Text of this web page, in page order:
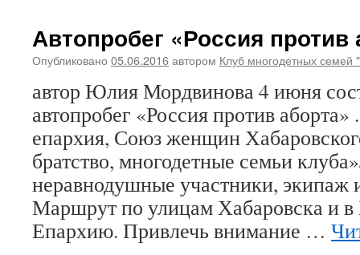
Автопробег «Россия против
Опубликовано 05.06.2016автором Клуб многодетных
автор Юлия Мордвинова 4 июня
автопробег «Россия против
епархия, Союз женщин
братство, многодетные семьи
неравнодушные участники,
Маршрут по улицам Хабаровска и
Епархию. Привлечь внимание …